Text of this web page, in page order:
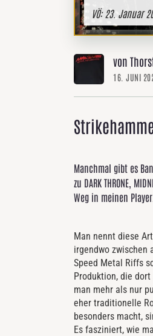
VÖ:23. Januar
von
16. JUNI
Manchmal gibt es
zu DARK THRONE,
Weg in meinen
Man nennt diese
irgendwo zwischen
Speed Metal Riffs
Produktion, die
man mehr als nur
eher traditionelle
besonders macht,
Es fasziniert, wie